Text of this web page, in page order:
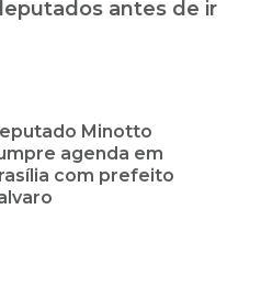
antes de ir
Minotto
agenda em
com prefeito